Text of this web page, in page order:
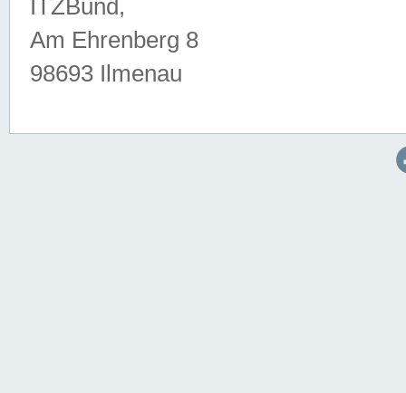
ITZBund,
Am Ehrenberg 8
98693 Ilmenau